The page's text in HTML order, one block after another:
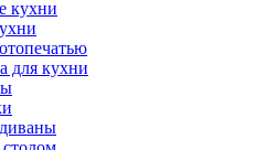
кухни
для кухни